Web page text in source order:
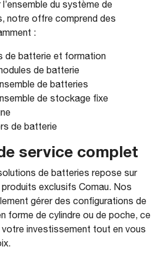
du système de
notre offre comprend des
:
de batterie et formation
de batterie
de batteries
de stockage fixe
de batterie
service complet
de batteries repose sur
exclusifs Comau. Nos
gérer des configurations de
forme de cylindre ou de poche, ce
investissement tout en vous